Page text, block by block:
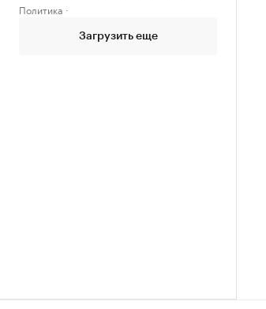
Политика
Загрузить еще